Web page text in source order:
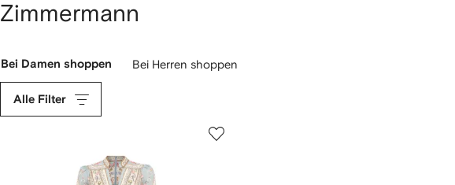
Zimmermann
Bei Damen shoppen Bei Herren shoppen
Alle Filter